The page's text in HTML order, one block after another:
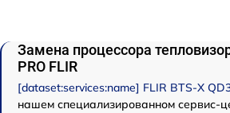
Замена процессора
PRO FLIR
[dataset:services:name] FLIR BTS-X
нашем специализированном сервис-